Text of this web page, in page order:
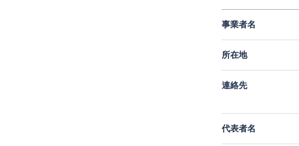
事業者名
所在地
連絡先
代表者名